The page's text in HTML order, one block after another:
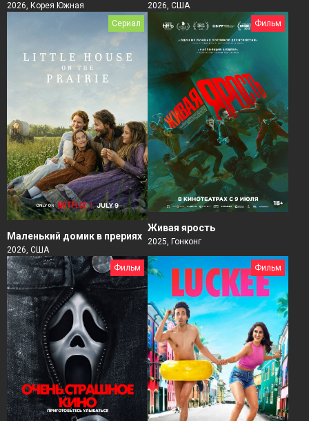
2026, Корея Южная
2026, США
Сериал
Маленький домик в прериях
2026, США
Фильм
Живая ярость
2025, Гонконг
Фильм Фильм